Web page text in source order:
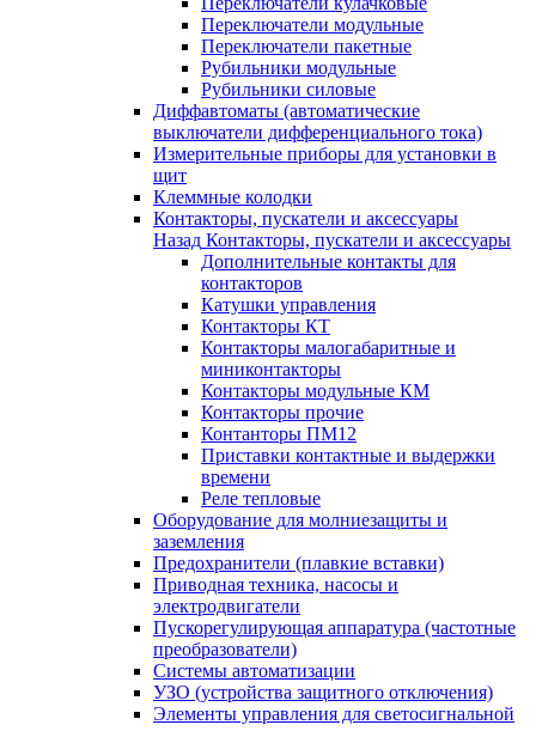
Переключатели модульные
Переключатели пакетные
Рубильники модульные
Рубильники силовые
Диффавтоматы (автоматические
выключатели дифференциального тока)
Измерительные приборы для установки в
щит
Клеммные колодки
Контакторы, пускатели и аксессуары
Назад Контакторы, пускатели и аксессуары
Дополнительные контакты для
контакторов
Катушки управления
Контакторы КТ
Контакторы малогабаритные и
миниконтакторы
Контакторы модульные КМ
Контакторы прочие
Контанторы ПМ12
Приставки контактные и выдержки
времени
Реле тепловые
Оборудование для молниезащиты и
заземления
Предохранители (плавкие вставки)
Приводная техника, насосы и
электродвигатели
Пускорегулирующая аппаратура (частотные
преобразователи)
Системы автоматизации
УЗО (устройства защитного отключения)
Элементы управления для светосигнальной